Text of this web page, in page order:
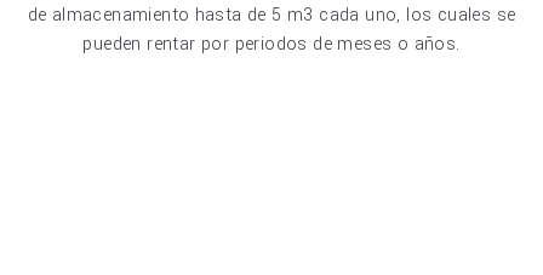
de almacenamiento hasta de 5 m3 cada uno, los cuales se
pueden rentar por periodos de meses o años.